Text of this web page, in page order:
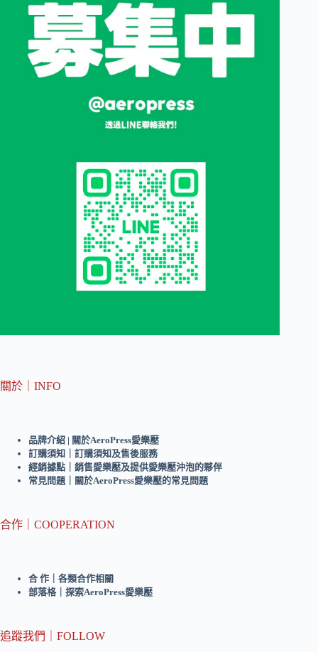
關於｜INFO
品牌介紹 | 關於AeroPress愛樂壓
訂購須知｜訂購須知及售後服務
經銷據點｜銷售愛樂壓及提供愛樂壓沖泡的夥伴
常見問題｜關於AeroPress愛樂壓的常見問題
合作｜COOPERATION
合 作｜各類合作相關
部落格｜探索AeroPress愛樂壓
追蹤我們｜FOLLOW